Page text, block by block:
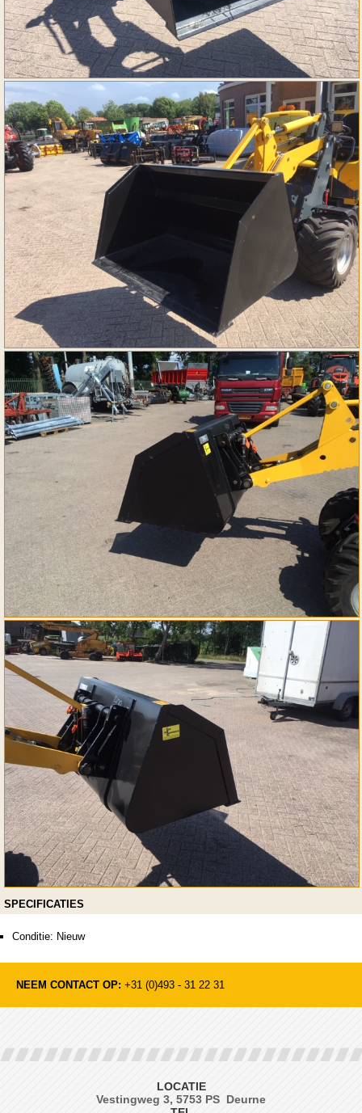
SPECIFICATIES
Conditie: Nieuw
NEEM CONTACT OP: +31 (0)493 - 31 22 31
LOCATIE
Vestingweg 3, 5753 PS Deurne